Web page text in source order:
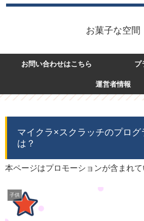
お菓子な空間
お問い合わせはこちら プ
運営者情報
マイクラ×スクラッチのプログ
は？
本ページはプロモーションが含まれて
子供